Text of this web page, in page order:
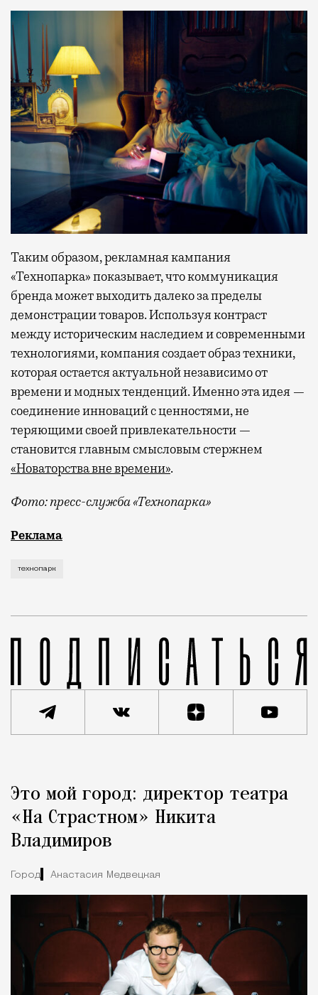
Таким образом, рекламная кампания
«Технопарка» показывает, что коммуникация
бренда может выходить далеко за пределы
демонстрации товаров. Используя контраст
между историческим наследием и современными
технологиями, компания создает образ техники,
которая остается актуальной независимо от
времени и модных тенденций. Именно эта идея —
соединение инноваций с ценностями, не
теряющими своей привлекательности —
становится главным смысловым стержнем
«Новаторства вне времени».
Фото: пресс-служба «Технопарка»
Рекламные кампании техники редко выходят за
Реклама
технопарк
Город
Это мой город: директор театра
«На Страстном» Никита
Владимиров
Город Анастасия Медвецкая